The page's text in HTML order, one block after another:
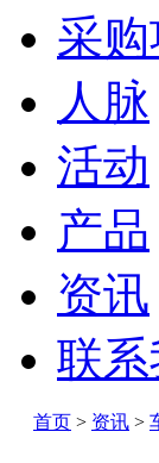
采购
人脉
活动
产品
资讯
联系
首页 > 资讯 >